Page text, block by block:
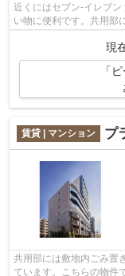
近くにはセブン‐イレブ
い物に便利です。共用部
現
「
賃貸 | マンション プ
共用部には敷地内ごみ置
ています。こちらの物件